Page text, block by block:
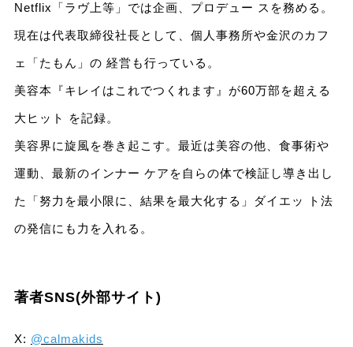
Netflix「ラヴ上等」では企画、プロデュー スを務める。
現在は代表取締役社長として、個人事務所や金沢のカフ
ェ「たもん」の 経営も行っている。
美容本『キレイはこれでつくれます』が60万部を超える
大ヒット を記録。
美容界に旋風を巻き起こす。最近は美容の他、食事術や
運動、最新のインナー ケアを自らの体で検証し導き出し
た「努力を最小限に、結果を最大化する」ダイエッ ト法
の発信にも力を入れる。
著者SNS(外部サイト)
X: @calmakids